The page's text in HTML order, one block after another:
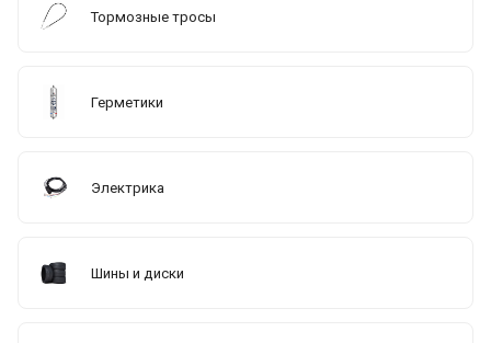
Тормозные тросы
Герметики
Электрика
Шины и диски